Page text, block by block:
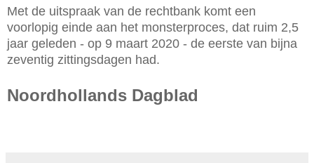
Met de uitspraak van de rechtbank komt een
voorlopig einde aan het monsterproces, dat ruim 2,5
jaar geleden - op 9 maart 2020 - de eerste van bijna
zeventig zittingsdagen had.
Noordhollands Dagblad